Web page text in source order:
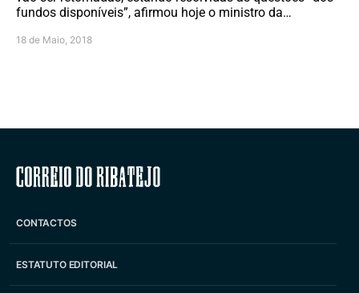
fundos disponíveis”, afirmou hoje o ministro da…
18 de Maio, 2018
Correio do Ribatejo
CONTACTOS
ESTATUTO EDITORIAL